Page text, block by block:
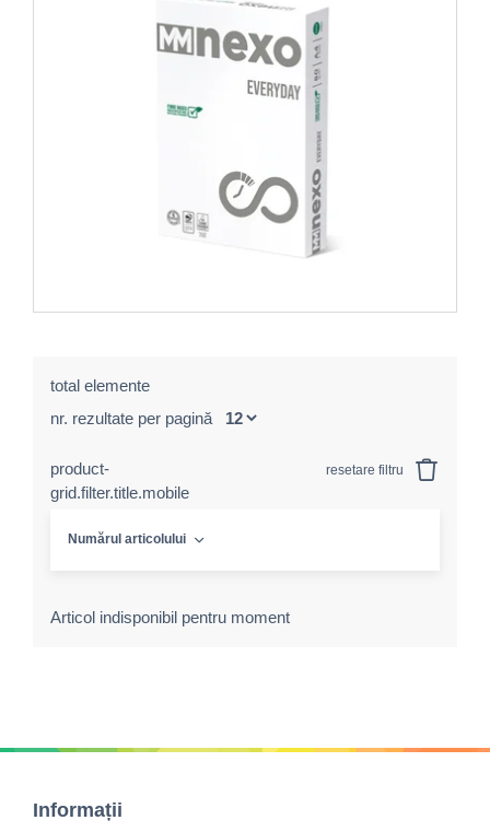
total elemente
nr. rezultate per pagină
product-
grid.filter.title.mobile
resetare filtru
Numărul articolului
Articol indisponibil pentru moment
Informații